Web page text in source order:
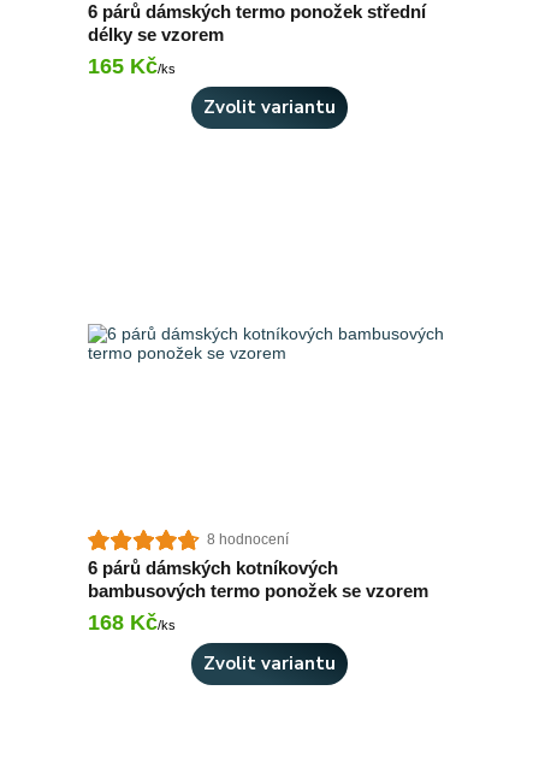
6 párů dámských termo ponožek střední
délky se vzorem
165 Kč/ks
Zvolit variantu
8 hodnocení
6 párů dámských kotníkových
bambusových termo ponožek se vzorem
168 Kč/ks
Zvolit variantu